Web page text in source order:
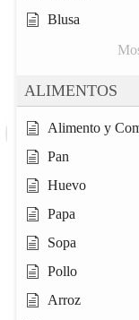
Blusa
ALIMENTOS
Alimento y
Pan
Huevo
Papa
Sopa
Pollo
Arroz